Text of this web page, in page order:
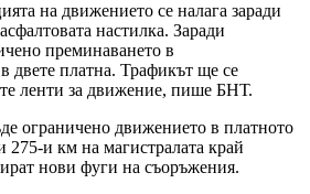
на движението се налага заради
настилка. Заради
преминаването в
двете платна. Трафикът ще се
ленти за движение, пише БНТ.
ограничено движението в платното
и км на магистралата край
нови фуги на съоръжения.